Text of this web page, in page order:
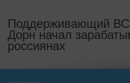
Поддерживающий
Дорн начал
россиянах